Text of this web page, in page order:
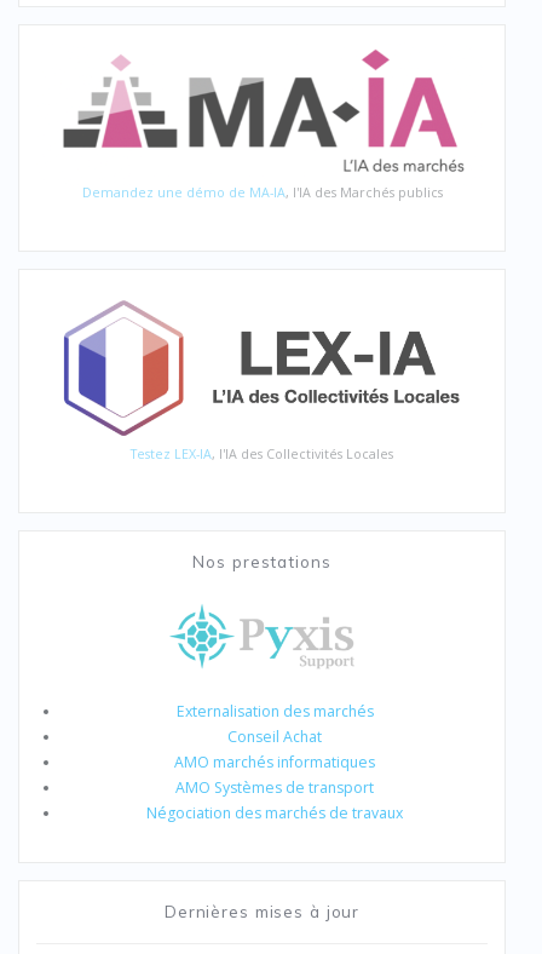
Demandez une démo de MA-IA, l'IA des Marchés publics
Testez LEX-IA, l'IA des Collectivités Locales
Nos prestations
Externalisation des marchés
Conseil Achat
AMO marchés informatiques
AMO Systèmes de transport
Négociation des marchés de travaux
Dernières mises à jour